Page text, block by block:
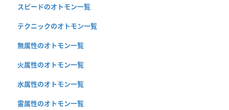
スピードのオトモン一覧
テクニックのオトモン一覧
無属性のオトモン一覧
火属性のオトモン一覧
水属性のオトモン一覧
雷属性のオトモン一覧